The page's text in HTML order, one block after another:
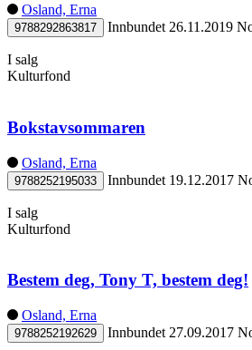
Osland, Erna
9788292863817 Innbundet 26.11.2019
I salg
Kulturfond
Bokstavsommaren
Osland, Erna
9788252195033 Innbundet 19.12.2017
I salg
Kulturfond
Bestem deg, Tony T, bestem deg!
Osland, Erna
9788252192629 Innbundet 27.09.2017